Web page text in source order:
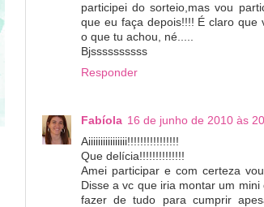
participei do sorteio,mas vou
que eu faça depois!!!! É claro
o que tu achou, né.....
Bjssssssssss
Responder
Fabíola 16 de junho de 2010 às
Aiiiiiiiiiiiiiiii!!!!!!!!!!!!!!!!
Que delícia!!!!!!!!!!!!!!
Amei participar e com certeza
Disse a vc que iria montar um
fazer de tudo para cumprir